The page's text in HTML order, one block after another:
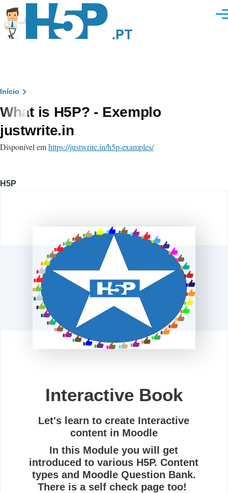
Passar para o conteúdo principal
Navegação
estrutural
Início
What is H5P? - Exemplo
justwrite.in
Disponível emhttps://justwrite.in/h5p-examples/
H5P